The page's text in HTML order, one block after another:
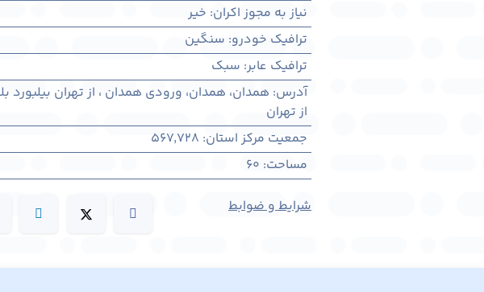
نیاز به مجوز اکران: خیر
ترافیک خودرو: سنگین
ترافیک عابر: سبک
آدرس: همدان، همدان، ورودی همدان ، از تهران بیلبورد
از تهران
جمعیت مرکز استان:
567,728
مساحت:
60
شرایط و ضوابط